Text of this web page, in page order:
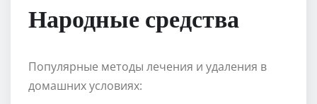
Народные средства
Популярные методы лечения и удаления в
домашних условиях: